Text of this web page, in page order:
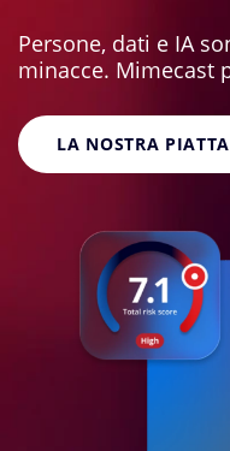
Persone, dati e IA
minacce. Mimecast
LA NOSTRA